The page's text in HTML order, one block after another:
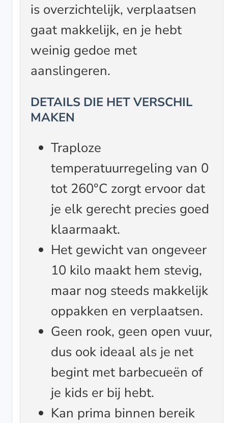
is overzichtelijk, verplaatsen
gaat makkelijk, en je hebt
weinig gedoe met
aanslingeren.
DETAILS DIE HET VERSCHIL
MAKEN
Traploze
temperatuurregeling van 0
tot 260°C zorgt ervoor dat
je elk gerecht precies goed
klaarmaakt.
Het gewicht van ongeveer
10 kilo maakt hem stevig,
maar nog steeds makkelijk
oppakken en verplaatsen.
Geen rook, geen open vuur,
dus ook ideaal als je net
begint met barbecueën of
je kids er bij hebt.
Kan prima binnen bereik